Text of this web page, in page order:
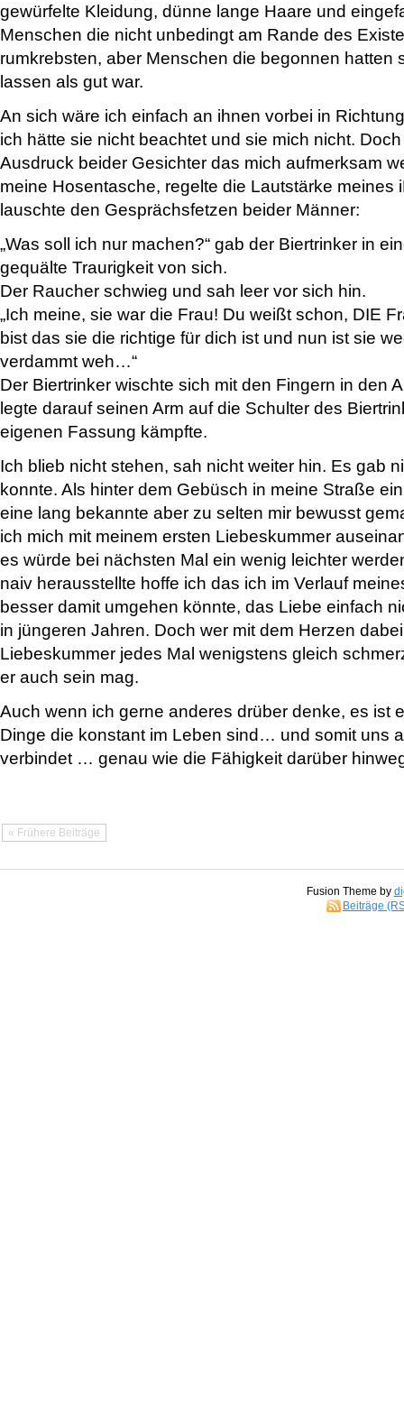
gewürfelte Kleidung, dünne lange Haare und
Menschen die nicht unbedingt am Rande des
rumkrebsten, aber Menschen die begonnen hatten
lassen als gut war.
An sich wäre ich einfach an ihnen vorbei in
ich hätte sie nicht beachtet und sie mich nicht.
Ausdruck beider Gesichter das mich aufmerksam
meine Hosentasche, regelte die Lautstärke meines
lauschte den Gesprächsfetzen beider Männer:
„Was soll ich nur machen?“ gab der Biertrinker in
gequälte Traurigkeit von sich.
Der Raucher schwieg und sah leer vor sich hin.
„Ich meine, sie war die Frau! Du weißt schon, DIE
bist das sie die richtige für dich ist und nun ist sie
verdammt weh…“
Der Biertrinker wischte sich mit den Fingern in den
legte darauf seinen Arm auf die Schulter des
eigenen Fassung kämpfte.
Ich blieb nicht stehen, sah nicht weiter hin. Es gab
konnte. Als hinter dem Gebüsch in meine Straße
eine lang bekannte aber zu selten mir bewusst
ich mich mit meinem ersten Liebeskummer
es würde bei nächsten Mal ein wenig leichter
naiv herausstellte hoffe ich das ich im Verlauf
besser damit umgehen könnte, das Liebe einfach
in jüngeren Jahren. Doch wer mit dem Herzen
Liebeskummer jedes Mal wenigstens gleich
er auch sein mag.
Auch wenn ich gerne anderes drüber denke, es ist
Dinge die konstant im Leben sind… und somit uns
verbindet … genau wie die Fähigkeit darüber
« Frühere Beiträge
Fusion Theme by
Beiträge